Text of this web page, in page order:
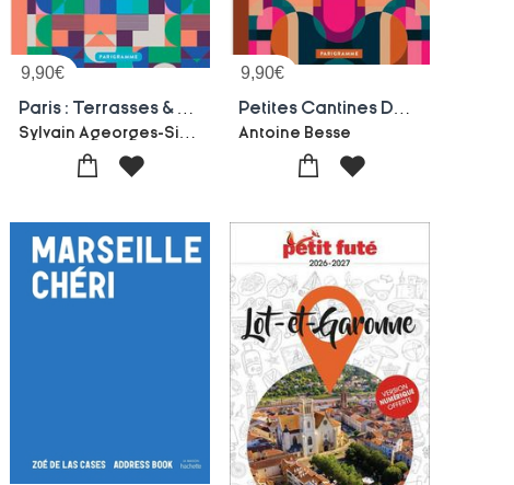
9,90€ 9,90€
Antoine Besse